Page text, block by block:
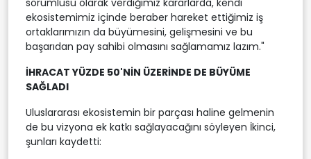
ekosistemimiz içinde beraber hareket ettiğimiz iş
ortaklarımızın da büyümesini, gelişmesini ve bu
başarıdan pay sahibi olmasını sağlamamız lazım."
İHRACAT YÜZDE 50'NİN ÜZERİNDE DE BÜYÜME
SAĞLADI
Uluslararası ekosistemin bir parçası haline gelmenin
de bu vizyona ek katkı sağlayacağını söyleyen İkinci,
şunları kaydetti: